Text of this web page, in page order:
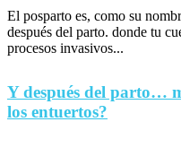
El posparto es, como su
después del parto. donde tu
procesos invasivos...
Y después del parto…
los entuertos?